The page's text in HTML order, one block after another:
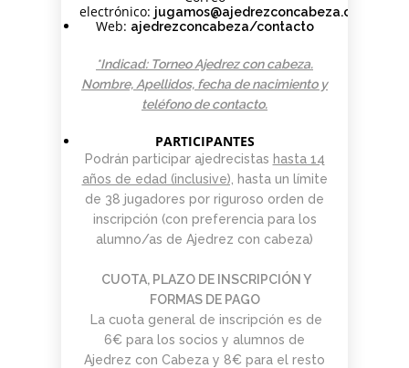
electrónico: jugamos@ajedrezconcabeza.com
Web: ajedrezconcabeza/contacto
*Indicad: Torneo Ajedrez con cabeza.
Nombre, Apellidos, fecha de nacimiento y
teléfono de contacto.
PARTICIPANTES
Podrán participar ajedrecistas hasta 14
años de edad (inclusive),
hasta un límite
de 38 jugadores por riguroso orden de
inscripción (con preferencia para los
alumno/as de Ajedrez con cabeza)
CUOTA, PLAZO DE INSCRIPCIÓN Y
FORMAS DE PAGO
La cuota general de inscripción es de
6€ para los socios y alumnos de
Ajedrez con Cabeza y 8€ para el resto